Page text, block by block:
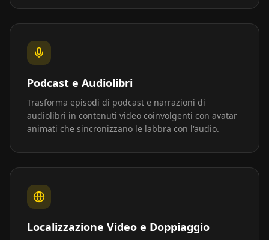
Podcast e Audiolibri
Trasforma episodi di podcast e narrazioni di
audiolibri in contenuti video coinvolgenti con avatar
animati che sincronizzano le labbra con l'audio.
Localizzazione Video e Doppiaggio